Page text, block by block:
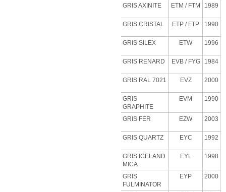
GRIS AXINITE ETM / FTM 1989
GRIS CRISTAL ETP / FTP 1990
GRIS SILEX ETW 1996
GRIS RENARD EVB / FYG 1984
GRIS RAL 7021 EVZ 2000
GRIS
GRAPHITE
EVM 1990
GRIS FER EZW 2003
GRIS QUARTZ EYC 1992
GRIS ICELAND
MICA
EYL 1998
GRIS
FULMINATOR
EYP 2000